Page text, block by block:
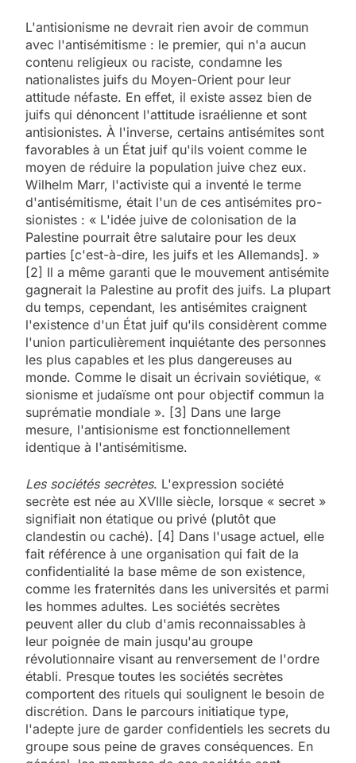
L'antisionisme ne devrait rien avoir de commun
avec l'antisémitisme : le premier, qui n'a aucun
contenu religieux ou raciste, condamne les
nationalistes juifs du Moyen-Orient pour leur
attitude néfaste. En effet, il existe assez bien de
juifs qui dénoncent l'attitude israélienne et sont
antisionistes. À l'inverse, certains antisémites sont
favorables à un État juif qu'ils voient comme le
moyen de réduire la population juive chez eux.
Wilhelm Marr, l'activiste qui a inventé le terme
d'antisémitisme, était l'un de ces antisémites pro-
sionistes : « L'idée juive de colonisation de la
Palestine pourrait être salutaire pour les deux
parties [c'est-à-dire, les juifs et les Allemands]. »
[2] Il a même garanti que le mouvement antisémite
gagnerait la Palestine au profit des juifs. La plupart
du temps, cependant, les antisémites craignent
l'existence d'un État juif qu'ils considèrent comme
l'union particulièrement inquiétante des personnes
les plus capables et les plus dangereuses au
monde. Comme le disait un écrivain soviétique, «
sionisme et judaïsme ont pour objectif commun la
suprématie mondiale ». [3] Dans une large
mesure, l'antisionisme est fonctionnellement
identique à l'antisémitisme.
Les sociétés secrètes. L'expression société
secrète est née au XVIIIe siècle, lorsque « secret »
signifiait non étatique ou privé (plutôt que
clandestin ou caché). [4] Dans l'usage actuel, elle
fait référence à une organisation qui fait de la
confidentialité la base même de son existence,
comme les fraternités dans les universités et parmi
les hommes adultes. Les sociétés secrètes
peuvent aller du club d'amis reconnaissables à
leur poignée de main jusqu'au groupe
révolutionnaire visant au renversement de l'ordre
établi. Presque toutes les sociétés secrètes
comportent des rituels qui soulignent le besoin de
discrétion. Dans le parcours initiatique type,
l'adepte jure de garder confidentiels les secrets du
groupe sous peine de graves conséquences. En